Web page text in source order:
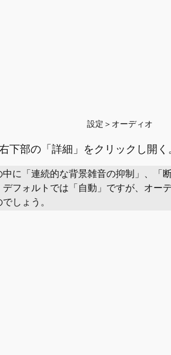
設定＞オーディオ
下部の「詳細」をクリックし開く。
に「連続的な背景雑音の抑制」、「
フォルトでは「自動」ですが、オー
しょう。